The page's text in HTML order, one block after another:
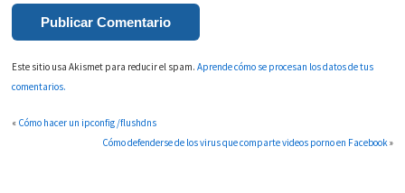
Este sitio usa Akismet para reducir el spam.Aprende cómo se procesan los datos de tus
comentarios.
« Cómo hacer un ipconfig /flushdns
Cómo defenderse de los virus que comparte videos porno en Facebook »